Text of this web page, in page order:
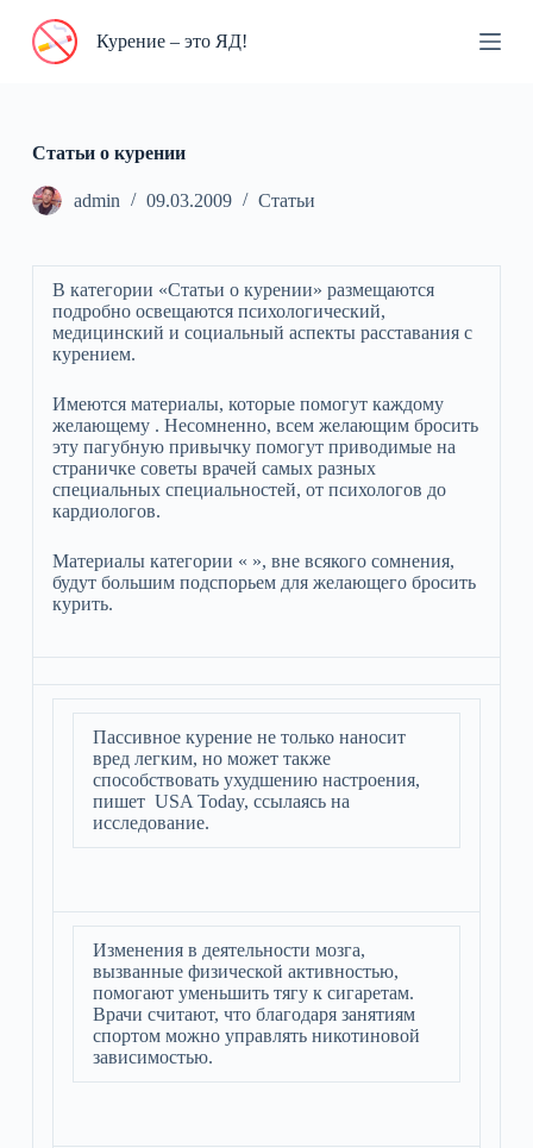
П
и
Курение – это ЯД!
Статьи о курении
admin 09.03.2009 Статьи
В категории «Статьи о курении» размещаются
подробно освещаются психологический,
медицинский и социальный аспекты расставания с
курением.
Имеются материалы, которые помогут каждому
желающему . Несомненно, всем желающим бросить
эту пагубную привычку помогут приводимые на
страничке советы врачей самых разных
специальных специальностей, от психологов до
кардиологов.
Материалы категории « », вне всякого сомнения,
будут большим подспорьем для желающего бросить
курить.
Пассивное курение не только наносит
вред легким, но может также
способствовать ухудшению настроения,
пишет USA Today, ссылаясь на
исследование.
Изменения в деятельности мозга,
вызванные физической активностью,
помогают уменьшить тягу к сигаретам.
Врачи считают, что благодаря занятиям
спортом можно управлять никотиновой
зависимостью.